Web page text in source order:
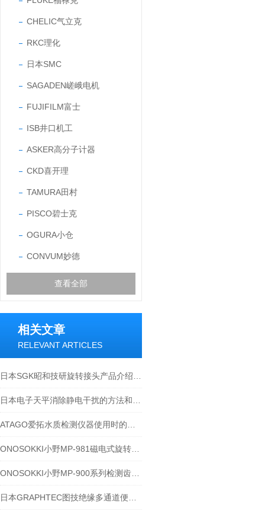
CHELIC气立克
RKC理化
日本SMC
SAGADEN嵯峨电机
FUJIFILM富士
ISB井口机工
ASKER高分子计器
CKD喜开理
TAMURA田村
PISCO碧士克
OGURA小仓
CONVUM妙德
查看全部
相关文章
RELEVANT ARTICLES